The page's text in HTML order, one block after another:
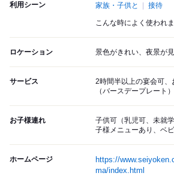
利用シーン 家族・子供と 接待
こんな時によく使われま
ロケーション 景色がきれい、夜景が
サービス
2時間半以上の宴会可
（バースデープレート
お子様連れ
子供可（乳児可、未就
子様メニューあり、ベ
ホームページ
https://
ma/index.html